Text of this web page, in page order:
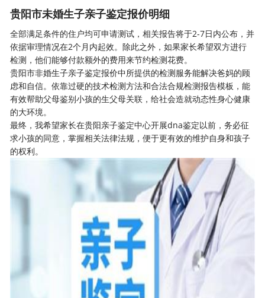
贵阳市未婚生子亲子鉴定报价明细
全部满足条件的住户均可申请测试，相关报告将于2-7日内公布，并
依据审理情况在2个月内起效。除此之外，如果家长希望双方进行
检测，他们能够付款额外的费用来节约检测花费。
贵阳市非婚生子亲子鉴定报价中所提供的检测服务能解决爸妈的顾
虑和自信。依靠过硬的技术检测方法和合法合规检测报告模板，能
有效帮助父母鉴别小孩的生父母关联，给社会造就动态性身心健康
的大环境。
最终，我希望家长在贵阳亲子鉴定中心开展dna鉴定以前，务必征
求小孩的同意，掌握相关法律法规，便于更有效的维护自身和孩子
的权利。